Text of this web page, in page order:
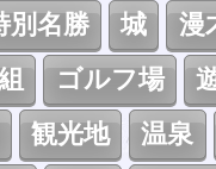
別名勝 城
漫
ゴルフ場
観光地
温泉